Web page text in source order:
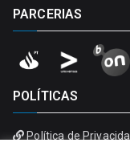
PARCERIAS
POLÍTICAS
Política de